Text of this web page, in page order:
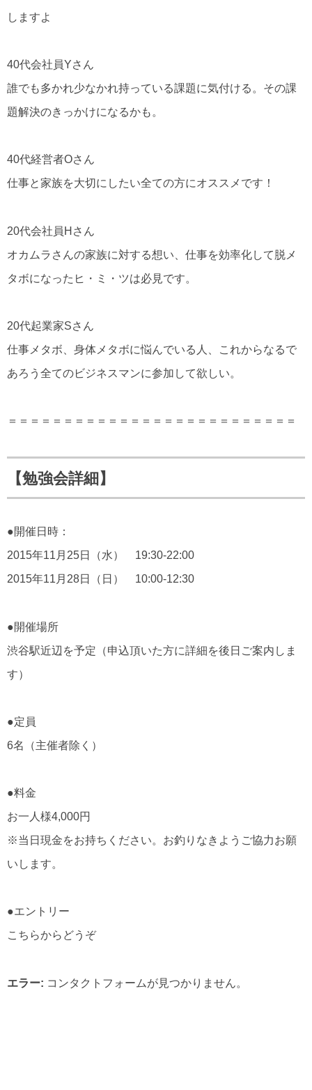
しますよ
40代会社員Yさん
誰でも多かれ少なかれ持っている課題に気付ける。その課
題解決のきっかけになるかも。
40代経営者Oさん
仕事と家族を大切にしたい全ての方にオススメです！
20代会社員Hさん
オカムラさんの家族に対する想い、仕事を効率化して脱メ
タボになったヒ・ミ・ツは必見です。
20代起業家Sさん
仕事メタボ、身体メタボに悩んでいる人、これからなるで
あろう全てのビジネスマンに参加して欲しい。
＝＝＝＝＝＝＝＝＝＝＝＝＝＝＝＝＝＝＝＝＝＝＝＝＝＝
【勉強会詳細】
●開催日時：
2015年11月25日（水） 19:30-22:00
2015年11月28日（日） 10:00-12:30
●開催場所
渋谷駅近辺を予定（申込頂いた方に詳細を後日ご案内しま
す）
●定員
6名（主催者除く）
●料金
お一人様4,000円
※当日現金をお持ちください。お釣りなきようご協力お願
いします。
●エントリー
こちらからどうぞ
エラー: コンタクトフォームが見つかりません。